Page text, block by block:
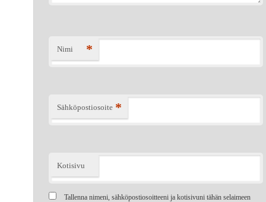
Nimi *
Sähköpostiosoite *
Kotisivu
Tallenna nimeni, sähköpostiosoitteeni ja kotisivuni tähän selaimeen